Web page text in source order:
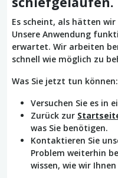
Es scheint, als hätten
Unsere Anwendung
erwartet. Wir arbeiten
schnell wie möglich zu
Was Sie jetzt tun können:
Versuchen Sie es in
Zurück zur
was Sie benötigen.
Kontaktieren Sie
Problem weiterhin
wissen, wie wir